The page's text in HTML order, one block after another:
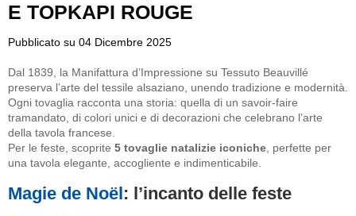
E TOPKAPI ROUGE
Pubblicato su 04 Dicembre 2025
Dal 1839, la Manifattura d’Impressione su Tessuto Beauvillé
preserva l’arte del tessile alsaziano, unendo tradizione e modernità.
Ogni tovaglia racconta una storia: quella di un savoir-faire
tramandato, di colori unici e di decorazioni che celebrano l’arte
della tavola francese.
Per le feste, scoprite 5 tovaglie natalizie iconiche , perfette per
una tavola elegante, accogliente e indimenticabile.
Magie de Noël: l’incanto delle feste